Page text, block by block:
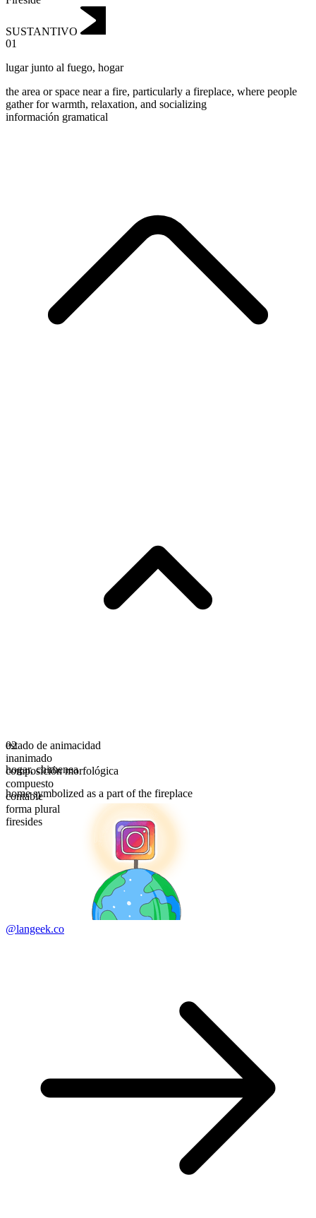
SUSTANTIVO
01
lugar junto al fuego, hogar
the area or space near a fire, particularly a fireplace, where people
gather for warmth, relaxation, and socializing
información gramatical
estado de animacidad
inanimado
composición morfológica
compuesto
contable
forma plural
firesides
02
hogar,chimenea
home symbolized as a part of the fireplace
@langeek.co